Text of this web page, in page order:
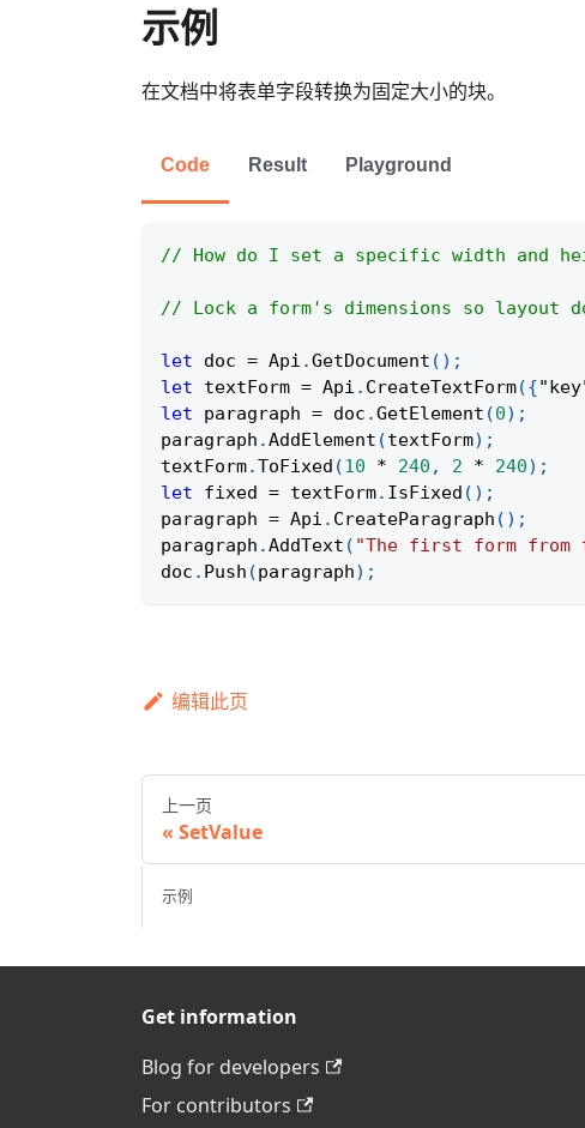
示例
在文档中将表单字段转换为固定大小的块。
Code Result Playground
// How do I set a specific width and
// Lock a form's dimensions so layout
let doc = Api .GetDocument ( ) ;
let textForm = Api . CreateTextForm({
let paragraph = doc .GetElement (0) ;
paragraph .AddElement (textForm) ;
textForm.ToFixed (10 * 240 , 2 * 240) ;
let fixed = textForm. IsFixed ( ) ;
paragraph = Api . CreateParagraph ( ) ;
paragraph .AddText ( "The first form from
doc . Push (paragraph) ;
编辑此页
上一页
SetValue
示例
Get information
Blog for developers
For contributors